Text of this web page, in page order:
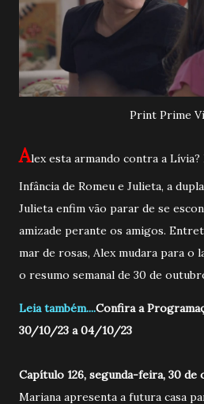
Print Prime
Alex esta armando contra a Lívia?
Infância de Romeu e Julieta, a
Julieta enfim vão parar de se
amizade perante os amigos.
mar de rosas, Alex mudara para o
o resumo semanal de 30 de
Leia também....Confira a
30/10/23 a 04/10/23
Capítulo 126, segunda-feira, 30 de
Mariana apresenta a futura casa